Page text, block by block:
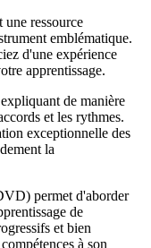
ressource
emblématique.
d'une expérience
apprentissage.
de manière
et les rythmes.
exceptionnelle des
la
permet d'aborder
de
et bien
à son